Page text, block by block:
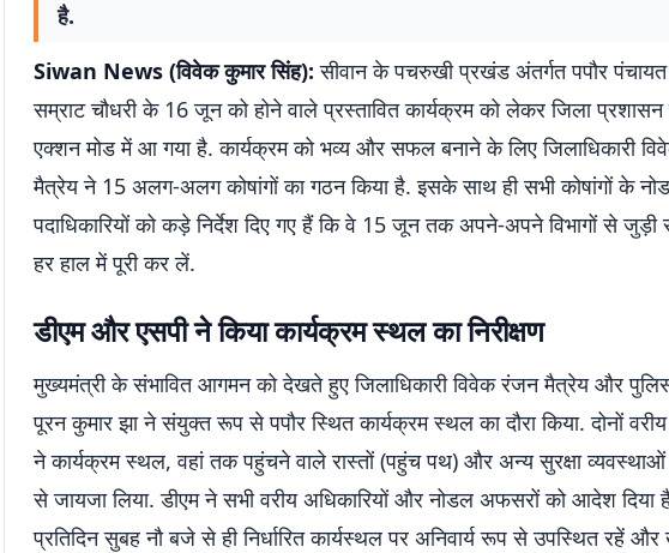
है.
Siwan News (विवेक कुमार सिंह): सीवान के पचरुखी प्रखंड अंतर्गत पपौर
सम्राट चौधरी के 16 जून को होने वाले प्रस्तावित कार्यक्रम को लेकर जिला प्रशासन
एक्शन मोड में आ गया है. कार्यक्रम को भव्य और सफल बनाने के लिए जिलाधिकारी
मैत्रेय ने 15 अलग-अलग कोषांगों का गठन किया है. इसके साथ ही सभी कोषांगों के
पदाधिकारियों को कड़े निर्देश दिए गए हैं कि वे 15 जून तक अपने-अपने विभागों से जुड़ी
हर हाल में पूरी कर लें.
डीएम और एसपी ने किया कार्यक्रम स्थल का निरीक्षण
मुख्यमंत्री के संभावित आगमन को देखते हुए जिलाधिकारी विवेक रंजन मैत्रेय और
पूरन कुमार झा ने संयुक्त रूप से पपौर स्थित कार्यक्रम स्थल का दौरा किया. दोनों वरीय
ने कार्यक्रम स्थल, वहां तक पहुंचने वाले रास्तों (पहुंच पथ) और अन्य सुरक्षा व्यवस्थाओं
से जायजा लिया. डीएम ने सभी वरीय अधिकारियों और नोडल अफसरों को आदेश दिया
प्रतिदिन सुबह नौ बजे से ही निर्धारित कार्यस्थल पर अनिवार्य रूप से उपस्थित रहें